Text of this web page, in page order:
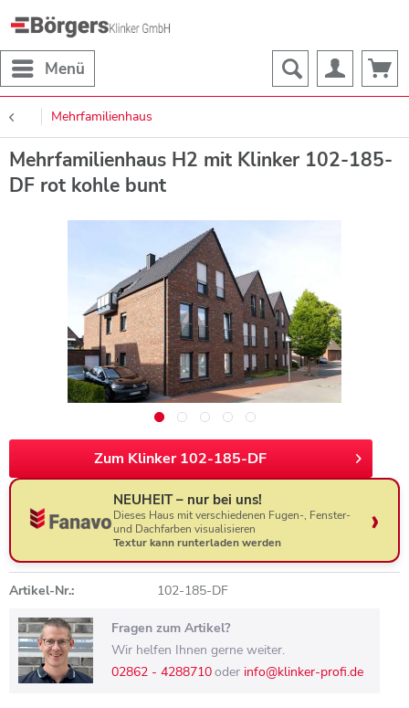
Menü
Mehrfamilienhaus
Mehrfamilienhaus H2 mit Klinker 102-185-
DF rot kohle bunt
Zum Klinker 102-185-DF
NEUHEIT – nur bei uns!
Dieses Haus mit verschiedenen Fugen-, Fenster-
und Dachfarben visualisieren
Textur kann runterladen werden
Artikel-Nr.: 102-185-DF
Fragen zum Artikel?
Wir helfen Ihnen gerne weiter.
02862 - 4288710oder info@klinker-profi.de